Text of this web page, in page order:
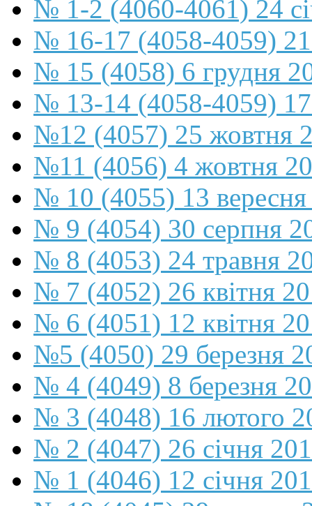
№ 1-2 (4060-4061) 24
№ 16-17 (4058-4059) 21
№ 15 (4058) 6 грудня
№ 13-14 (4058-4059) 17
№12 (4057) 25 жовтня
№11 (4056) 4 жовтня
№ 10 (4055) 13
№ 9 (4054) 30 серпня
№ 8 (4053) 24 травня
№ 7 (4052) 26 квітня
№ 6 (4051) 12 квітня
№5 (4050) 29 березня
№ 4 (4049) 8 березня
№ 3 (4048) 16 лютого
№ 2 (4047) 26 січня
№ 1 (4046) 12 січня